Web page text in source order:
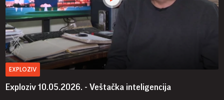
EXPLOZIV
Exploziv 10.05.2026. - Veštačka inteligencija